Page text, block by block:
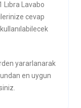
Lıbra Lavabo
cevap
yararlanarak
en uygun